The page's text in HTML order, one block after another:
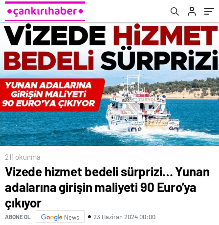
211 okunma
Vizede hizmet bedeli sürprizi… Yunan
adalarına girişin maliyeti 90 Euro’ya
çıkıyor
ABONE OL News 23 Haziran 2024 00:00